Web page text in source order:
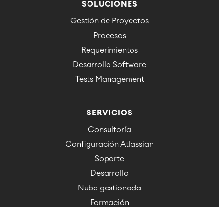
SOLUCIONES
Gestión de Proyectos
Procesos
Requerimientos
Desarrollo Software
Tests Management
SERVICIOS
Consultoría
Configuración Atlassian
Soporte
Desarrollo
Nube gestionada
Formación